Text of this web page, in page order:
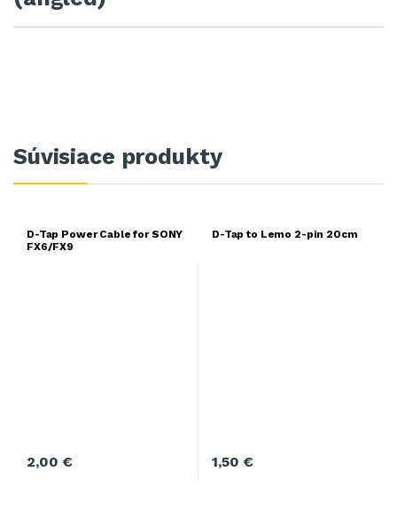
Súvisiace produkty
D-Tap Power Cable for SONY
FX6/FX9
2,00€
D-Tap to Lemo 2-pin 20cm
1,50€